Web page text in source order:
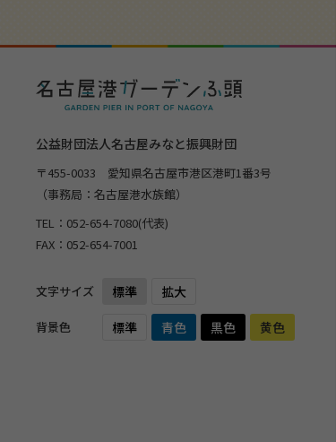
公益財団法人名古屋みなと振興財団
〒455-0033 愛知県名古屋市港区港町1番3号
（事務局：名古屋港水族館）
TEL： 052-654-7080(代表)
FAX：052-654-7001
文字サイズ 標準 拡大
背景色 標準 青色 黒色 黄色